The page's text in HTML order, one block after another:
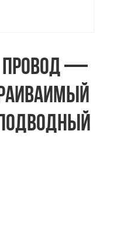
провод —